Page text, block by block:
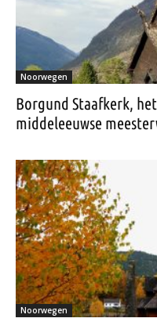
Noorwegen
Borgund Staafkerk,
middeleeuwse
Noorwegen